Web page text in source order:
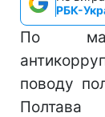
РБК-
По
поводу